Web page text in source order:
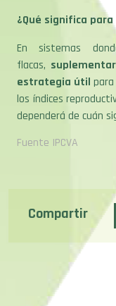
¿Qué significa
En sistemas
flacas,
estrategia útil
los índices
dependerá de cuán
Fuente IPCVA
Compartir